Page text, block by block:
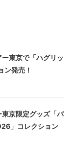
東京で「ハグリッ
ン発売！
京限定グッズ「バ
」コレクション